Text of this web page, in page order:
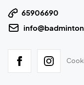
65906690